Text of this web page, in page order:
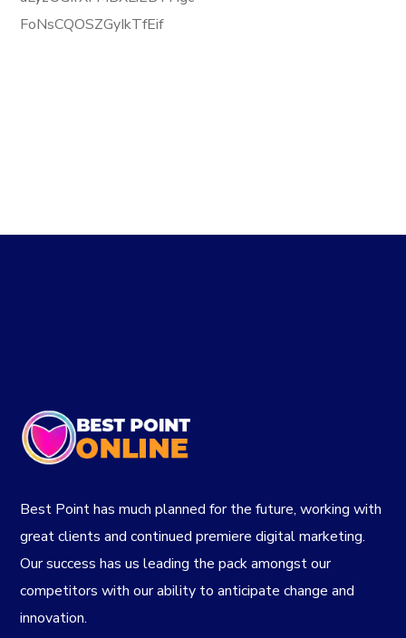
FoNsCQOSZGyIkTfEif
Best Point has much planned for the future, working with
great clients and continued premiere digital marketing.
Our success has us leading the pack amongst our
competitors with our ability to anticipate change and
innovation.